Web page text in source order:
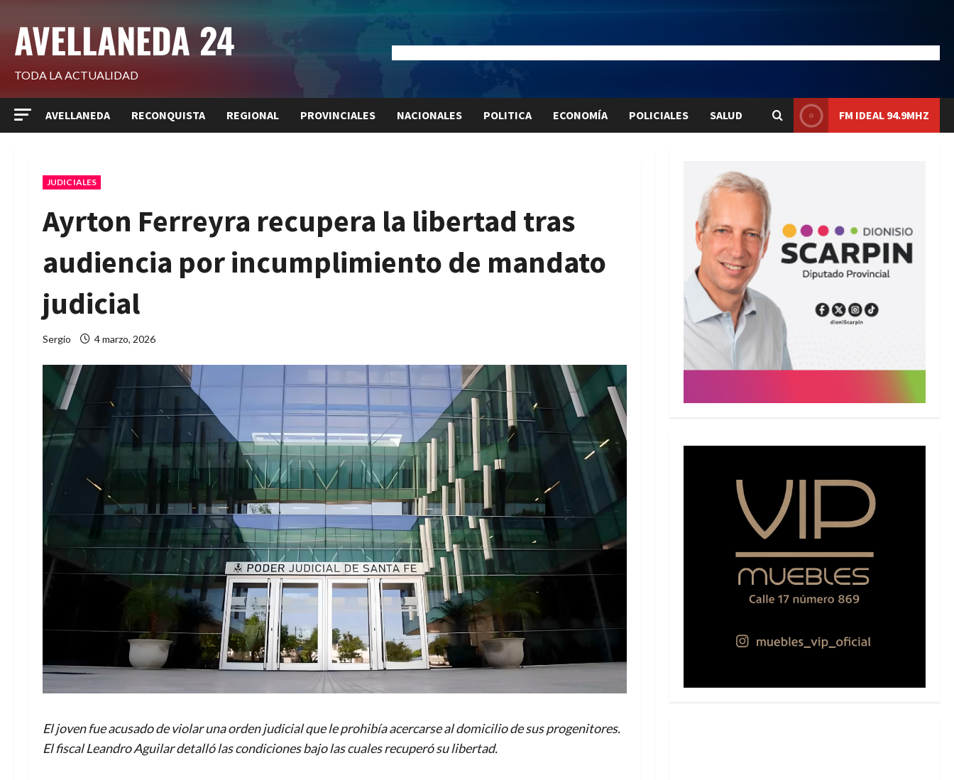
contenido
AVELLANEDA 24
TODA LA ACTUALIDAD
AVELLANEDA RECONQUISTA REGIONAL PROVINCIALES NACIONALES POLITICA ECONOMÍA POLICIALES SALUD FM IDEAL 94.9MHZ
JUDICIALES
Ayrton Ferreyra recupera la libertad tras
audiencia por incumplimiento de mandato
judicial
Sergio 4 marzo, 2026
El joven fue acusado de violar una orden judicial que le prohibía acercarse al domicilio de sus progenitores.
El fiscal Leandro Aguilar detalló las condiciones bajo las cuales recuperó su libertad.